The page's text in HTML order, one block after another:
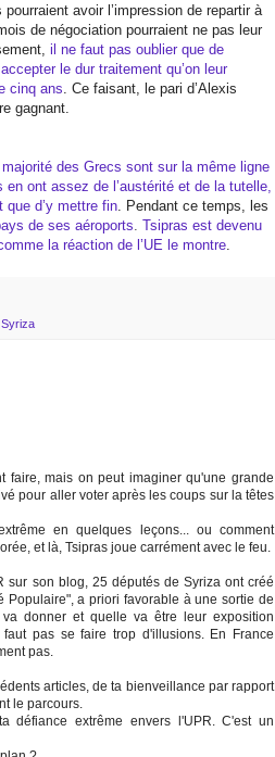
pourraient avoir l’impression de repartir à
de négociation pourraient ne pas leur
il ne faut pas oublier que de
le dur traitement qu’on leur
cinq ans . Ce faisant, le pari d’Alexis
gagnant.
majorité des Grecs sont sur la même ligne
en ont assez de l’austérité et de la tutelle,
que d’y mettre fin . Pendant ce temps, les
de ses aéroports Tsipras est devenu
la réaction de l’UE le montre
Syriza
faire, mais on peut imaginer qu'une grande
pour aller voter après les coups sur la têtes
en quelques leçons... ou comment
et là, Tsipras joue carrément avec le feu.
sur son blog, 25 députés de Syriza ont créé
a priori favorable à une sortie de
donner et quelle va être leur exposition
pas se faire trop d'illusions. En France
pas.
articles, de ta bienveillance par rapport
le parcours.
défiance extrême envers l'UPR. C'est un